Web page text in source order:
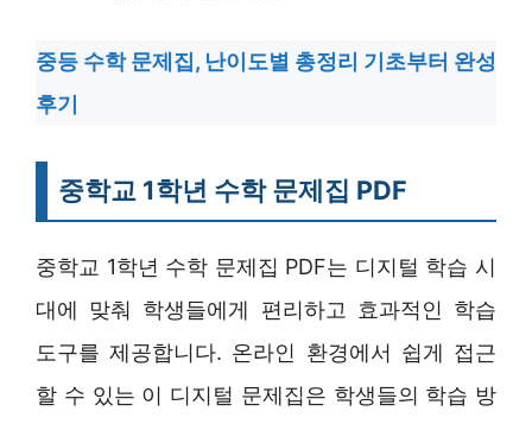
중등 수학 문제집, 난이도별 총정리 기초부터 완성
후기
중학교 1학년 수학 문제집 PDF
중학교 1학년 수학 문제집 PDF는 디지털 학습 시
대에 맞춰 학생들에게 편리하고 효과적인 학습
도구를 제공합니다. 온라인 환경에서 쉽게 접근
할 수 있는 이 디지털 문제집은 학생들의 학습 방